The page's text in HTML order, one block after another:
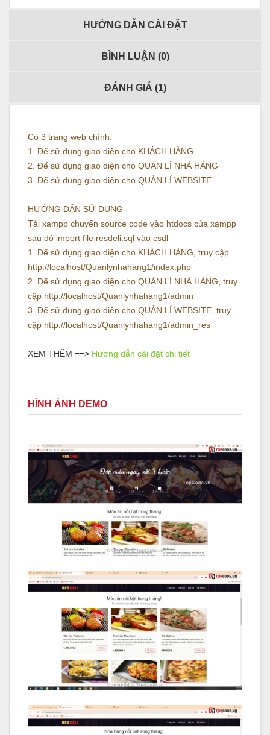
HƯỚNG DẪN CÀI ĐẶT
BÌNH LUẬN (0)
ĐÁNH GIÁ (1)
Có 3 trang web chính:
1. Để sử dụng giao diện cho KHÁCH HÀNG
2. Để sử dụng giao diện cho QUẢN LÍ NHÀ HÀNG
3. Để sử dụng giao diện cho QUẢN LÍ WEBSITE
HƯỚNG DẪN SỬ DỤNG
Tải xampp chuyển source code vào htdocs của xampp
sau đó import file resdeli.sql vào csdl
1. Để sử dụng giao diện cho KHÁCH HÀNG, truy cập
http://localhost/Quanlynhahang1/index.php
2. Để sử dụng giao diện cho QUẢN LÍ NHÀ HÀNG, truy
cập http://localhost/Quanlynhahang1/admin
3. Để sử dụng giao diện cho QUẢN LÍ WEBSITE, truy
cập http://localhost/Quanlynhahang1/admin_res
XEM THÊM ==> Hướng dẫn cài đặt chi tiết
HÌNH ẢNH DEMO